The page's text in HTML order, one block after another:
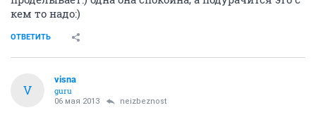
кем то надо:)
ОТВЕТИТЬ
V
visna
guru
06 мая 2013 neizbeznost